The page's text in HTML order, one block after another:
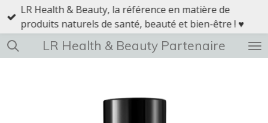
Passer
contenu
principal
LR Health & Beauty Partenaire
LR Health & Beauty, la référence en matière de
produits naturels de santé, beauté et bien-être ! ♥